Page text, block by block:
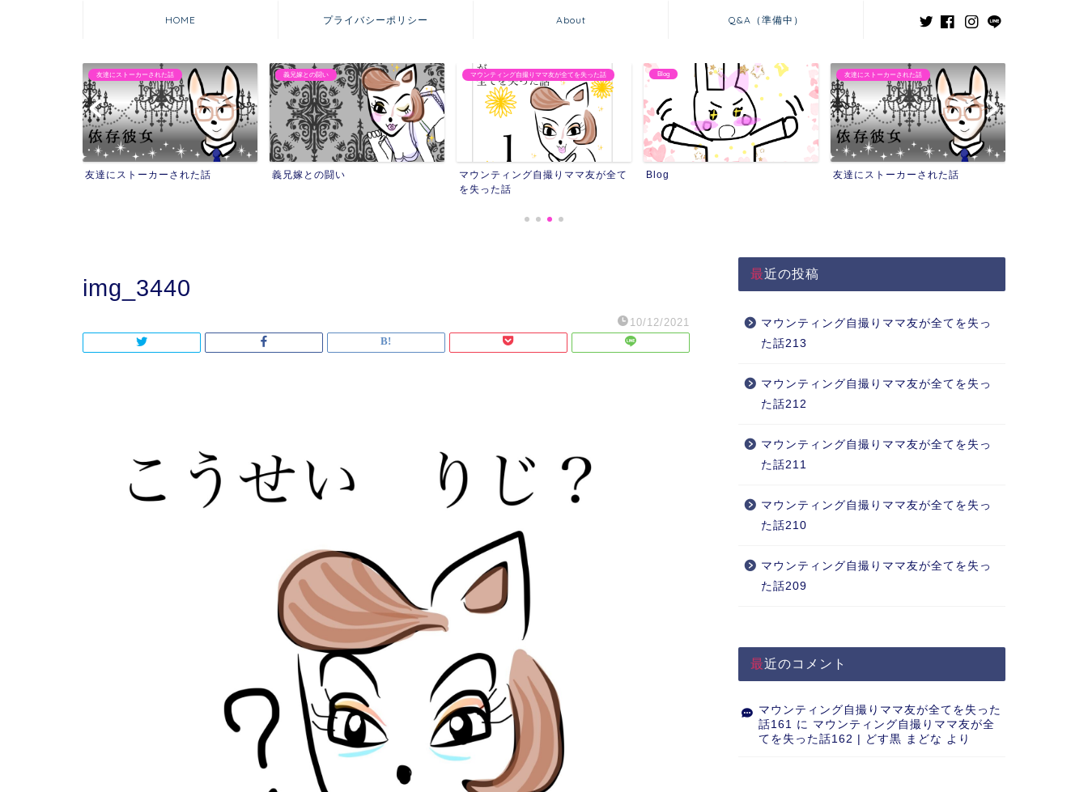
HOME プライバシーポリシー About Q&A（準備中）
義兄嫁との闘い
義兄嫁との闘い
マウンティング自撮りママ友が全てを失った話
マウンティング自撮りママ友が全て
Blog
Blog
友達にストーカーされた話
友達にストーカーされた話
義兄嫁との闘い
義兄嫁との闘い
img_3440
10/12/2021
最近の投稿
マウンティング自撮りママ友が全てを失っ
た話213
マウンティング自撮りママ友が全てを失っ
た話212
マウンティング自撮りママ友が全てを失っ
た話211
マウンティング自撮りママ友が全てを失っ
た話210
マウンティング自撮りママ友が全てを失っ
た話209
最近のコメント
マウンティング自撮りママ友が全てを失った
話161 に マウンティング自撮りママ友が全
てを失った話162 | どす黒 まどな より